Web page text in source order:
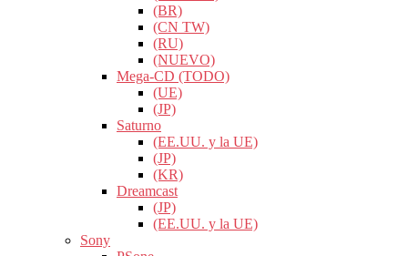
(BR)
(CN TW)
(RU)
(NUEVO)
Mega-CD (TODO)
(UE)
(JP)
Saturno
(EE.UU. y la UE)
(JP)
(KR)
Dreamcast
(JP)
(EE.UU. y la UE)
Sony